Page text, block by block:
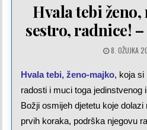
Hvala tebi
sestro, radnice!
8. OŽUJKA
Hvala tebi, ženo-majko, koja si
radosti i muci toga
Božji osmijeh djetetu koje
prvih koraka, podrška njegovu